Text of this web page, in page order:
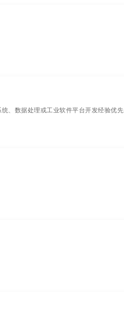
、数据处理或工业软件平台开发经验优先